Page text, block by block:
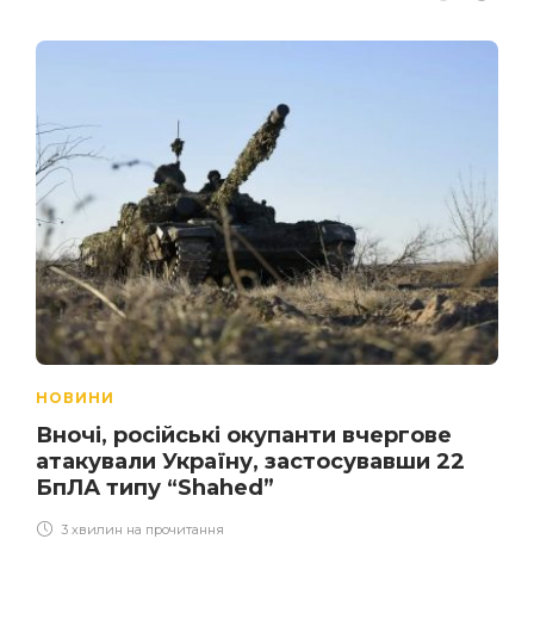
НОВИНИ
Вночі, російські окупанти вчергове
атакували Україну, застосувавши 22
БпЛА типу “Shahed”
3 хвилин на прочитання